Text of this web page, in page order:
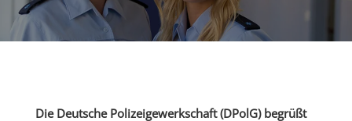
Die Deutsche Polizeigewerkschaft (DPolG) begrüßt